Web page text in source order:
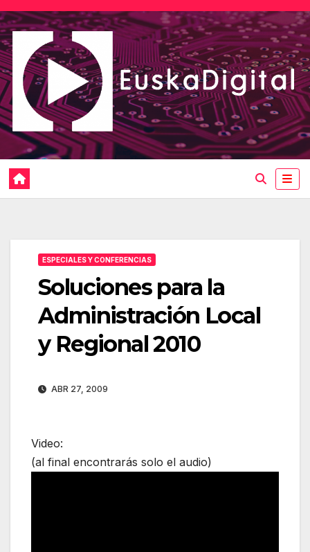
Saltar
al
contenido
ESPECIALES Y CONFERENCIAS
Soluciones para la
Administración Local
y Regional 2010
ABR 27, 2009
Video:
(al final encontrarás solo el audio)